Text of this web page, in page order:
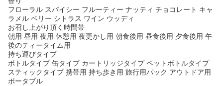
フローラル スパイシー フルーティー ナッティ チョコレート キャ
ラメル ベリー シトラス ワイン ウッディ
お召し上がり頂く時間帯
朝用 昼用 夜用 休憩用 夜更かし用 朝食後用 昼食後用 夕食後用 午
後のティータイム用
持ち運びタイプ
ボトルタイプ 缶タイプ カートリッジタイプ ペットボトルタイプ
スティックタイプ 携帯用 持ち歩き用 旅行用パック アウトドア用
ポータブル